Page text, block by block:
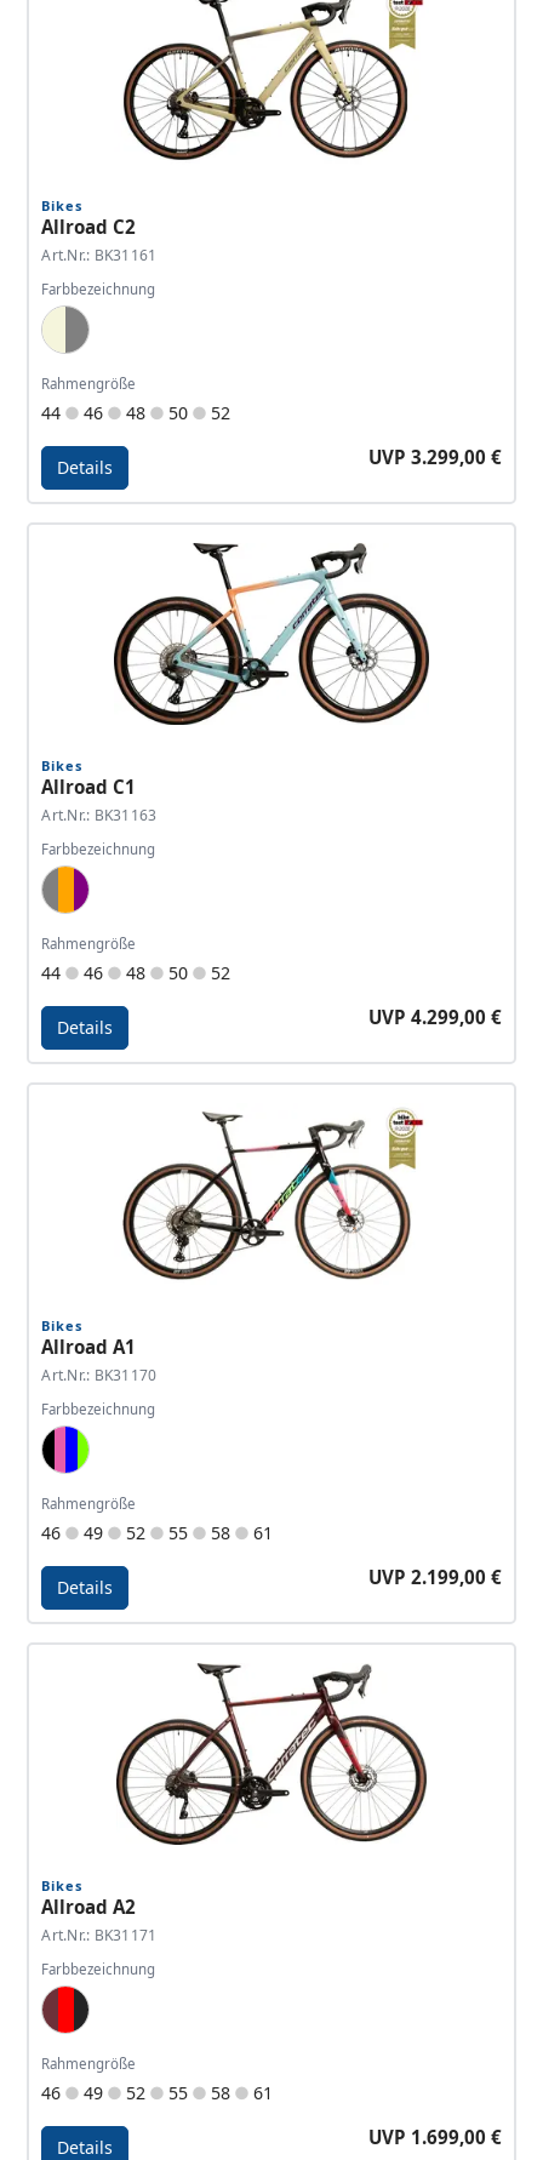
Bikes
Allroad C2
Art.Nr.: BK31161
Farbbezeichnung
Dark Beige, Dark Grey
Rahmengröße
44 46 48 50 52
Details UVP 3.299,00 €
Bikes
Allroad C1
Art.Nr.: BK31163
Farbbezeichnung
Blue Grey, Copper Orange, Purple
Rahmengröße
44 46 48 50 52
Details UVP 4.299,00 €
Bikes
Allroad A1
Art.Nr.: BK31170
Farbbezeichnung
Black, Pink, Blue, Neon Green
Rahmengröße
46 49 52 55 58 61
Details UVP 2.199,00 €
Bikes
Allroad A2
Art.Nr.: BK31171
Farbbezeichnung
Wine Red, Red, Antracite
Rahmengröße
46 49 52 55 58 61
Details UVP 1.699,00 €